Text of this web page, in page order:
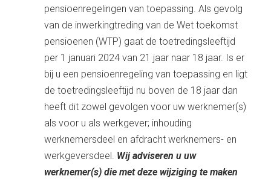
pensioenregelingen van toepassing. Als gevolg
van de inwerkingtreding van de Wet toekomst
pensioenen (WTP) gaat de toetredingsleeftijd
per 1 januari 2024 van 21 jaar naar 18 jaar. Is er
bij u een pensioenregeling van toepassing en ligt
de toetredingsleeftijd nu boven de 18 jaar dan
heeft dit zowel gevolgen voor uw werknemer(s)
als voor u als werkgever; inhouding
werknemersdeel en afdracht werknemers- en
werkgeversdeel. Wij adviseren u uw
werknemer(s) die met deze wijziging te maken